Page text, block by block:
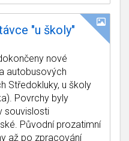
"u školy"
nové
autobusových
Středokluky, u školy
Povrchy byly
souvislosti
Původní prozatimní
až po zpracování